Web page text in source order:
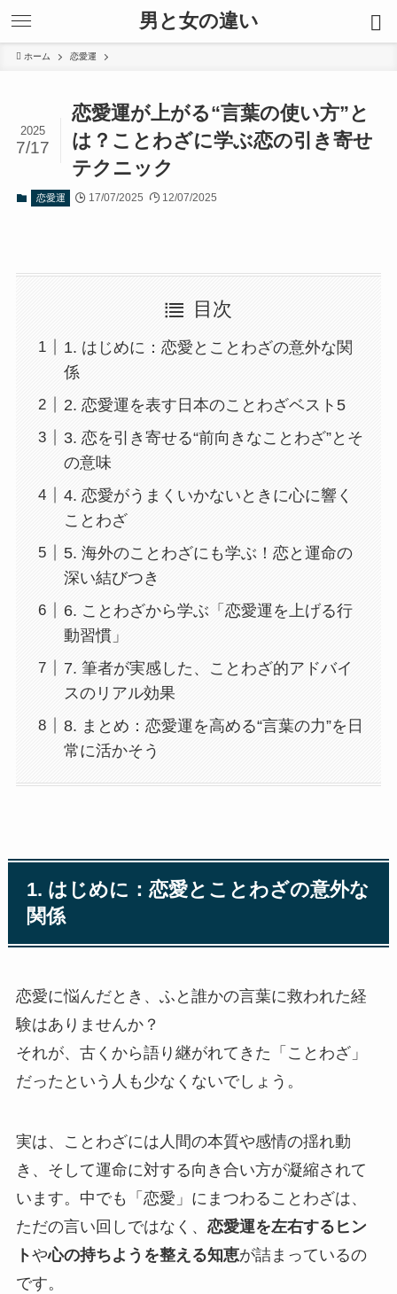
男と女の違い
ホーム 恋愛運
恋愛運が上がる“言葉の使い方”と
は？ことわざに学ぶ恋の引き寄せ
テクニック
2025
7/17
恋愛運 17/07/2025 12/07/2025
目次
1. はじめに：恋愛とことわざの意外な関
係
2. 恋愛運を表す日本のことわざベスト5
3. 恋を引き寄せる“前向きなことわざ”とそ
の意味
4. 恋愛がうまくいかないときに心に響く
ことわざ
5. 海外のことわざにも学ぶ！恋と運命の
深い結びつき
6. ことわざから学ぶ「恋愛運を上げる行
動習慣」
7. 筆者が実感した、ことわざ的アドバイ
スのリアル効果
8. まとめ：恋愛運を高める“言葉の力”を日
常に活かそう
1. はじめに：恋愛とことわざの意外な
関係
恋愛に悩んだとき、ふと誰かの言葉に救われた経
験はありませんか？
それが、古くから語り継がれてきた「ことわざ」
だったという人も少なくないでしょう。
実は、ことわざには人間の本質や感情の揺れ動
き、そして運命に対する向き合い方が凝縮されて
います。中でも「恋愛」にまつわることわざは、
ただの言い回しではなく、 恋愛運を左右するヒン
トや心の持ちようを整える知恵が詰まっているの
です。